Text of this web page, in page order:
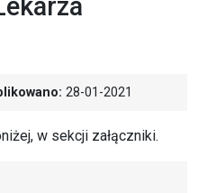
28-01-2021
w sekcji załączniki.